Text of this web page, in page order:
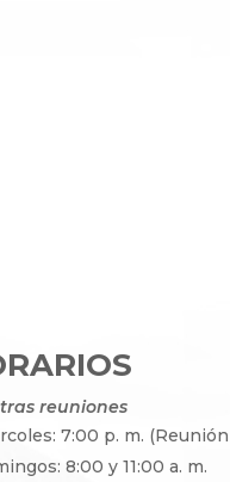
reuniones
7:00 p. m.
8:00 y 11:00 a. m.